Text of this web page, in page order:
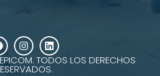
TODOS LOS DERECHOS